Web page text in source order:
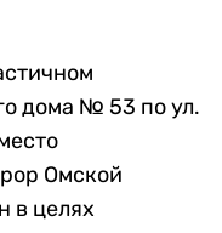
дома № 53 по ул.
Омской
в целях